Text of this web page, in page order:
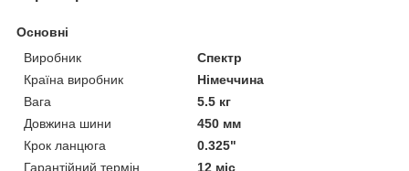
Основні
Виробник
Спектр
Країна виробник
Німеччина
Вага
5.5 кг
Довжина шини
450 мм
Крок ланцюга
0.325"
Гарантійний термін
12 міс